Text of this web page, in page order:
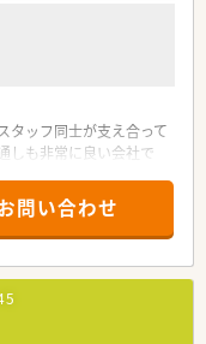
タッフ同士が支え合って
しも非常に良い会社で
、色々と相談でき、頼り
問い合わせ